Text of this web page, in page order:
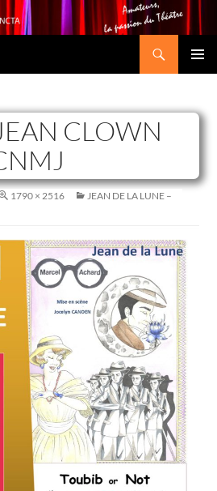
Union Régionale Bourgogne Franche-Comté FNCTA
CLOWN
1790 × 2516
JEAN DE LA LUNE –